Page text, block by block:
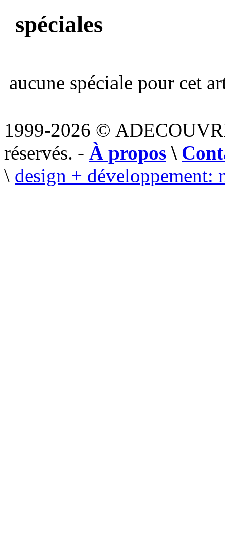
spéciales
aucune spéciale pour cet
1999-2026 ©
réservés. - À propos \
\ design + développement: